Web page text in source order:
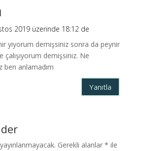
2019 üzerinde 18:12 de
yiyorum demişsiniz sonra da peynir
çalışıyorum demişsiniz. Ne
ben anlamadım
Yanıtla
Gerekli alanlar * ile